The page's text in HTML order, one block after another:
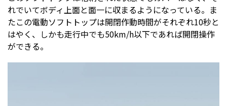
れでいてボディ上面と面一に収まるようになっている。ま
たこの電動ソフトトップは開閉作動時間がそれぞれ10秒と
はやく、しかも走行中でも50km/h以下であれば開閉操作
ができる。